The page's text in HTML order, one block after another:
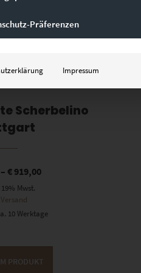
Scherbelino
–€ 919,00
Mwst.
Versand
10 Werktage
PRODUKT
Präferenzen
Impressum